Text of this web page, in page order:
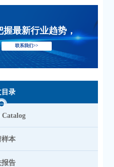
握最新行业趋势，
联系我们>>
目录
Catalog
样本
报告